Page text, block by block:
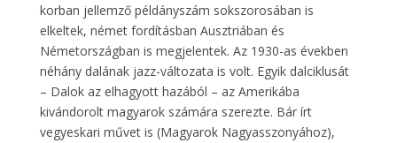
korban jellemző példányszám sokszorosában is
elkeltek, német fordításban Ausztriában és
Németországban is megjelentek. Az 1930-as években
néhány dalának jazz-változata is volt. Egyik dalciklusát
– Dalok az elhagyott hazából – az Amerikába
kivándorolt magyarok számára szerezte. Bár írt
vegyeskari művet is (Magyarok Nagyasszonyához),